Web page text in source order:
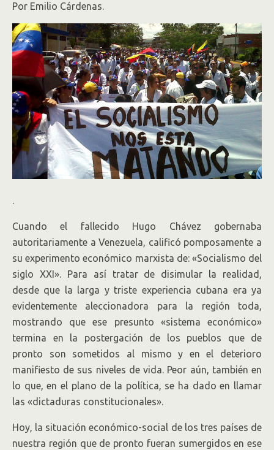
Por Emilio Cárdenas.
.
Cuando el fallecido Hugo Chávez gobernaba
autoritariamente a Venezuela, calificó pomposamente a
su experimento económico marxista de: «Socialismo del
siglo XXI». Para así tratar de disimular la realidad,
desde que la larga y triste experiencia cubana era ya
evidentemente aleccionadora para la región toda,
mostrando que ese presunto «sistema económico»
termina en la postergación de los pueblos que de
pronto son sometidos al mismo y en el deterioro
manifiesto de sus niveles de vida. Peor aún, también en
lo que, en el plano de la política, se ha dado en llamar
las «dictaduras constitucionales».
Hoy, la situación económico-social de los tres países de
nuestra región que de pronto fueran sumergidos en ese